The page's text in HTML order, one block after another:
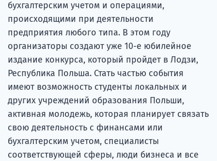
бухгалтерским учетом и операциями,
происходящими при деятельности
предприятия любого типа. В этом году
организаторы создают уже 10-е юбилейное
издание конкурса, который пройдет в Лодзи,
Республика Польша. Стать частью события
имеют возможность студенты локальных и
других учреждений образования Польши,
активная молодежь, которая планирует связать
свою деятельность с финансами или
бухгалтерским учетом, специалисты
соответствующей сферы, люди бизнеса и все